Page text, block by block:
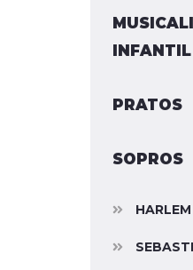
INFANTIL
PRATOS
SOPROS